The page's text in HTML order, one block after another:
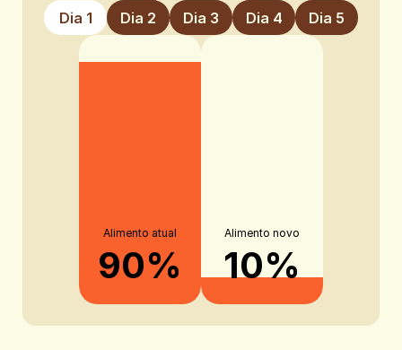
Dia 1 Dia 2 Dia 3 Dia 4 Dia 5
Alimento atual
90%
Alimento novo
10%